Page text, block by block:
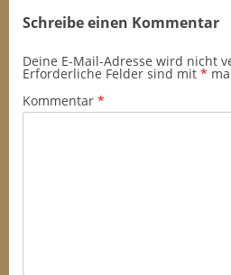
Schreibe einen Kommentar
Deine E-Mail-Adresse wird nicht
Erforderliche Felder sind mit *
Kommentar *